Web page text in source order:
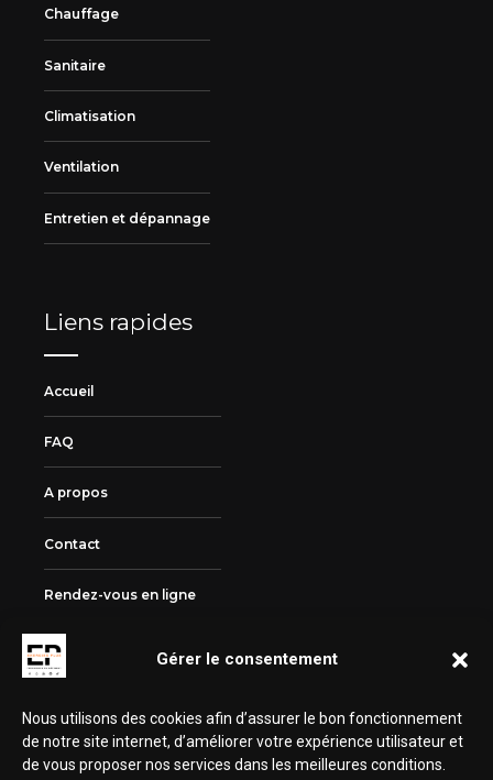
Gérer le consentement
Nous utilisons des cookies afin d’assurer le bon fonctionnement
de notre site internet, d’améliorer votre expérience utilisateur et
de vous proposer nos services dans les meilleures conditions.
Chauffage
Sanitaire
Climatisation
Ventilation
Entretien et dépannage
Liens rapides
Accueil
FAQ
A propos
Contact
Rendez-vous en ligne
Mentions légales